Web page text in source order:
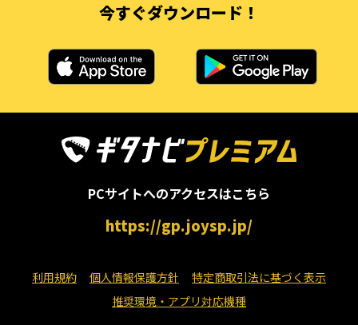
今すぐダウンロード！
PCサイトへのアクセスはこちら
https://gp.joysp.jp/
利用規約 個人情報保護方針
特定商取引法に基づく表示
推奨環境・アプリ対応機種